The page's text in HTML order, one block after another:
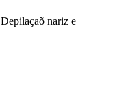
nariz e